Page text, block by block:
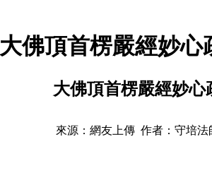
大佛頂首楞嚴經妙
大佛頂首楞嚴經妙心
來源：網友上傳 作者：守培法